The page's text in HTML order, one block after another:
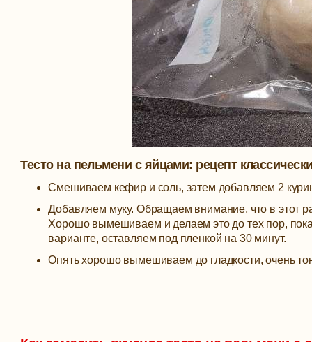
Тесто на пельмени с яйцами: рецепт
Смешиваем кефир и соль, затем добавляем 2
Добавляем муку. Обращаем внимание, что в этот
Хорошо вымешиваем и делаем это до тех пор,
варианте, оставляем под пленкой на 30 минут.
Опять хорошо вымешиваем до гладкости, очень